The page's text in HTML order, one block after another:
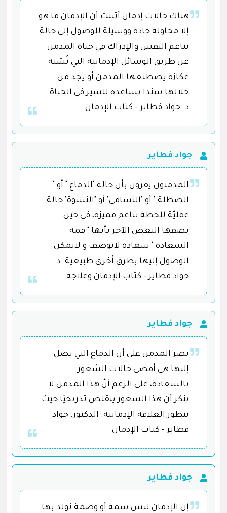
هناك حالات إدمان أثبتت أن الإدمان ما هو
إلا محاولة جادة ووسيلة للوصول إلى حالة
تناغم النفس والإدراك في حياة المدمن
عن طريق الوسائل الإدمانية التي تُشبه
عكازة يصطنعها المدمن أو يجد من
خلالها سندا يساعده للسير في الحياة .
د. جواد فطاير - كتاب الإدمان
جواد فطاير
المدمنون يقرون بأن حالة "الدماغ " أو "
الصطلة " أو "التسامي" أو "النشوة" حالة
عقليّة للحظة تناغم مميزة، في حين
يصفها البعض الآخر بأنها " قمة
السعادة " سعادة لاتوصف و لايمكن
الوصول إليها بطرق أخرى طبيعية. د.
جواد فطاير - كتاب الإدمان وعلاجه
جواد فطاير
يصر المدمن على أن الدماغ التي يصل
إليها هي أقصى حالات الشعور
بالسعادة، على الرغم أنَّ هذا المدمن لا
ينكر أن هذا الشعور يتقلص تدريجيًا حيث
تتطور العلاقة الإدمانية. الدكتور. جواد
فطاير - كتاب الإدمان
جواد فطاير
إن الإدمان ليس سمة أو وصمة نولد بها